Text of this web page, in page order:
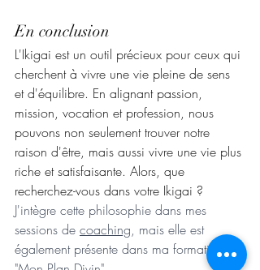
En conclusion
L'Ikigai est un outil précieux pour ceux qui
cherchent à vivre une vie pleine de sens
et d'équilibre. En alignant passion,
mission, vocation et profession, nous
pouvons non seulement trouver notre
raison d'être, mais aussi vivre une vie plus
riche et satisfaisante. Alors, que
recherchez-vous dans votre Ikigai ?
J'intègre cette philosophie dans mes
sessions de coaching, mais elle est
également présente dans ma formation